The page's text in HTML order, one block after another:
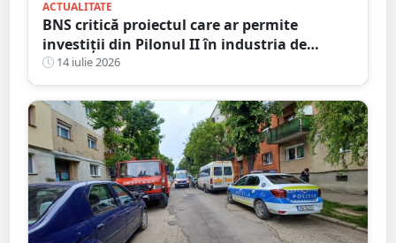
ACTUALITATE
BNS critică proiectul care ar permite
investiții din Pilonul II în industria de
apărare și cere retragerea acestuia
14 iulie 2026